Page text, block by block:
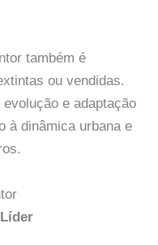
também é
ou vendidas.
e adaptação
à dinâmica urbana e